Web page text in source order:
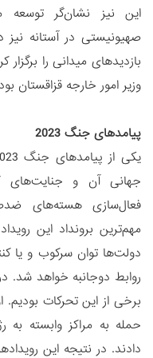
این نیز نشان‌گر توسعه
صهیونیستی در آستانه
بازدیدهای میدانی را
وزیر امور خارجه قزاقستان
پیامدهای جنگ 2023
جهانی آن و جنایت‌های
فعال‌سازی هسته‌های
مهم‌ترین برونداد این
دولت‌ها توان سرکوب و یا
روابط دوجانبه خواهد شد.
برخی از این تحرکات بودیم.
حمله به مراکز وابسته
دادند. در نتیجه این